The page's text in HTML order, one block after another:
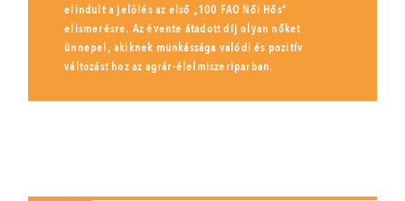
elindult a jelölés az első „100 FAO Női Hős”
elismerésre. Az évente átadott díj olyan nőket
ünnepel, akiknek munkássága valódi és pozitív
változást hoz az agrár-élelmiszeriparban.